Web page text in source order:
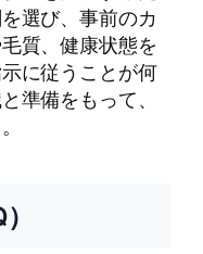
選び、事前のカ
質、健康状態を
に従うことが何
準備をもって、